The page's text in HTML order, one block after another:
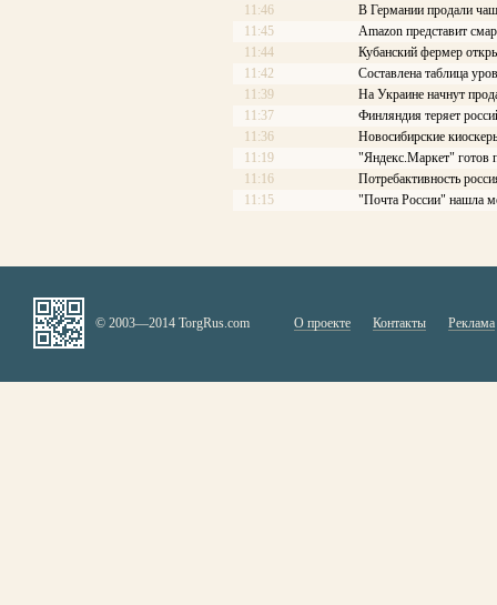
11:46
В Германии продали
11:45
Amazon представит
11:44
Кубанский фермер
11:42
Составлена таблица
11:39
На Украине начнут
11:37
Финляндия теряет
11:36
Новосибирские
11:19
"Яндекс.Маркет" готов
11:16
Потребактивность
11:15
"Почта России" нашла
© 2003—2014 TorgRus.com О проекте Контакты Реклама